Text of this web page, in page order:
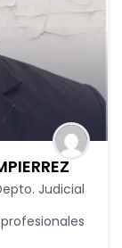
Judicial